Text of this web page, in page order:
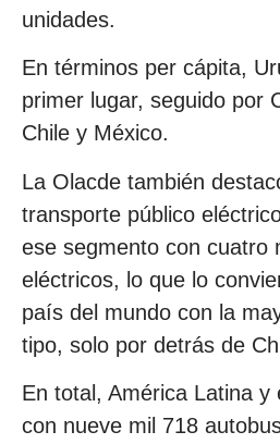
unidades.
En términos per cápita,
primer lugar, seguido por
Chile y México.
La Olacde también
transporte público
ese segmento con cuatro
eléctricos, lo que lo
país del mundo con la
tipo, solo por detrás de
En total, América Latina y
con nueve mil 718